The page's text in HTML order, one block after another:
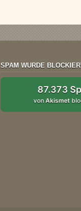
SPAM WURDE
87.373
vonAkismet